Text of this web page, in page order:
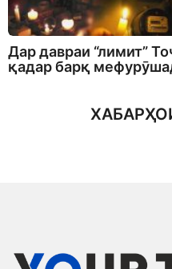
Дар давраи “лимит”
қадар барқ